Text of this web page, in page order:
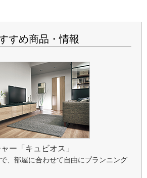
すめ商品・情報
ー「キュビオス」
、部屋に合わせて自由にプランニング